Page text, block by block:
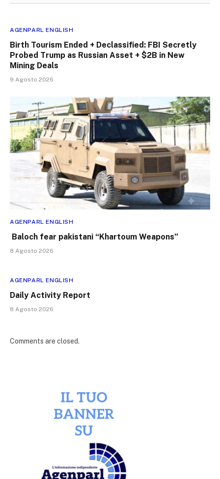
AGENPARL ENGLISH
Birth Tourism Ended + Declassified: FBI Secretly
Probed Trump as Russian Asset + $2B in New
Mining Deals
9 Agosto 2026
AGENPARL ENGLISH
Baloch fear pakistani “Khartoum Weapons”
8 Agosto 2026
AGENPARL ENGLISH
Daily Activity Report
8 Agosto 2026
Comments are closed.